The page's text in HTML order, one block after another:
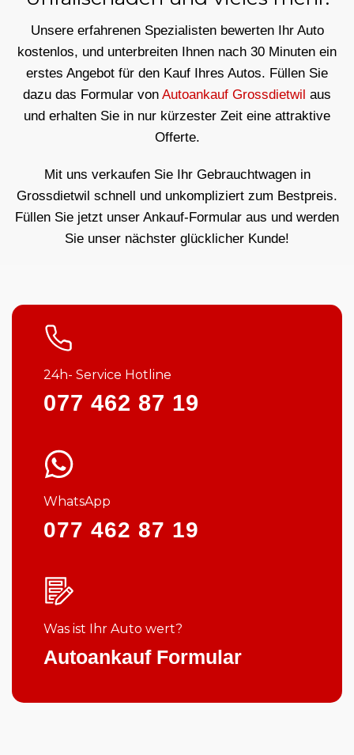
Unsere erfahrenen Spezialisten bewerten Ihr Auto
kostenlos, und unterbreiten Ihnen nach 30 Minuten ein
erstes Angebot für den Kauf Ihres Autos. Füllen Sie
dazu das Formular von Autoankauf Grossdietwil aus
und erhalten Sie in nur kürzester Zeit eine attraktive
Offerte.
Mit uns verkaufen Sie Ihr Gebrauchtwagen in
Grossdietwil schnell und unkompliziert zum Bestpreis.
Füllen Sie jetzt unser Ankauf-Formular aus und werden
Sie unser nächster glücklicher Kunde!
24h- Service Hotline
077 462 87 19
WhatsApp
077 462 87 19
Was ist Ihr Auto wert?
Autoankauf Formular